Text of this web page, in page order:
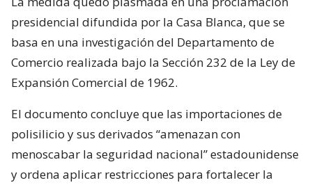
presidencial difundida por la Casa Blanca, que se
basa en una investigación del Departamento de
Comercio realizada bajo la Sección 232 de la Ley de
Expansión Comercial de 1962.
El documento concluye que las importaciones de
polisilicio y sus derivados “amenazan con
menoscabar la seguridad nacional” estadounidense
y ordena aplicar restricciones para fortalecer la